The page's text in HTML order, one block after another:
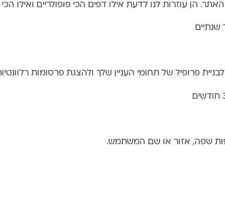
הן עוזרות לנו לדעת אילו דפים הכי פופולריים ואילו
שנתיים
פרופיל של תחומי העניין שלך ולהצגת פרסומות
שפה, אזור או שם המשתמש.